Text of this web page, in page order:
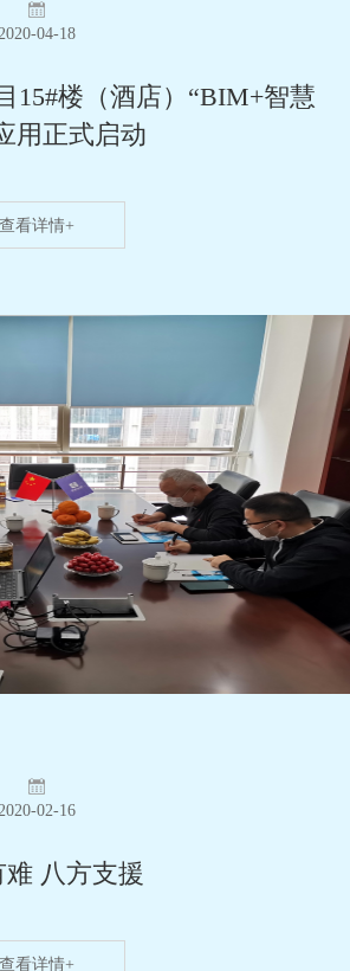
04-18
15#楼（酒店）“BIM+智慧
用正式启动
查看详情+
02-16
难 八方支援
查看详情+